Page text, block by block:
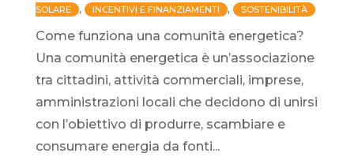
SOLARE , INCENTIVI E FINANZIAMENTI , SOSTENIBILITÀ
Come funziona una comunità energetica?
Una comunità energetica è un’associazione
tra cittadini, attività commerciali, imprese,
amministrazioni locali che decidono di unirsi
con l’obiettivo di produrre, scambiare e
consumare energia da fonti...